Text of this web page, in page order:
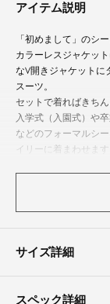
アイテム説明
「初めまして」のシ
カラーレスジャケッ
なV開きジャケットに
スーツ。
セットで着ればきち
入学式（入園式）や
などのフォーマルシ
イリーに着まわせま
も、上品な印象を与
サイズ詳細
スペック詳細